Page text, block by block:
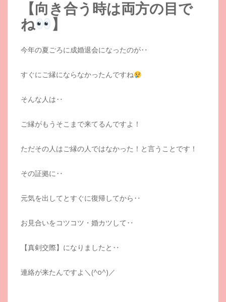
【向き合う時は両方の目で
ね
】
今年の夏ごろに成婚退会になったのが‥
すぐにご縁にならなかったんですね
そんな人は‥
ご縁がもうそこまで来てるんですよ！
ただその人はご縁の人ではなかった！と言うことです！
その証拠に‥
元気を出してとすぐに復帰してから‥
お見合いをコツコツ・婚カツして‥
【真剣交際】になりましたと‥
連絡が来たんですよ＼(^o^)／